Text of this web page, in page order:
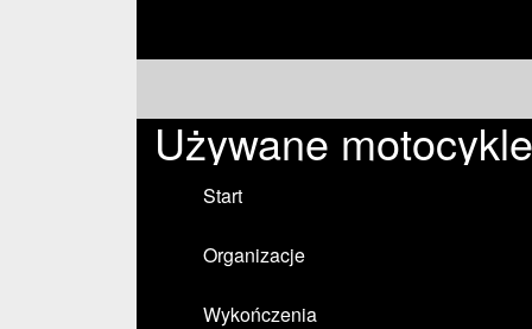
Używane
Start
Organizacje
Wykończenia